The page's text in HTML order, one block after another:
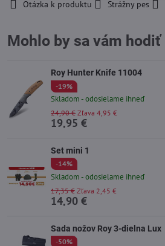
Otázka k produktu Strážny pes
Mohlo by sa vám hodiť
Roy Hunter Knife 11004
-19%
Skladom - odosielame ihneď
19,95 €
24,90 € Zľava 4,95 €
Set mini 1
-14%
Skladom - odosielame ihneď
14,90 €
17,35 € Zľava 2,45 €
Sada nožov Roy 3-dielna Lux
-50%